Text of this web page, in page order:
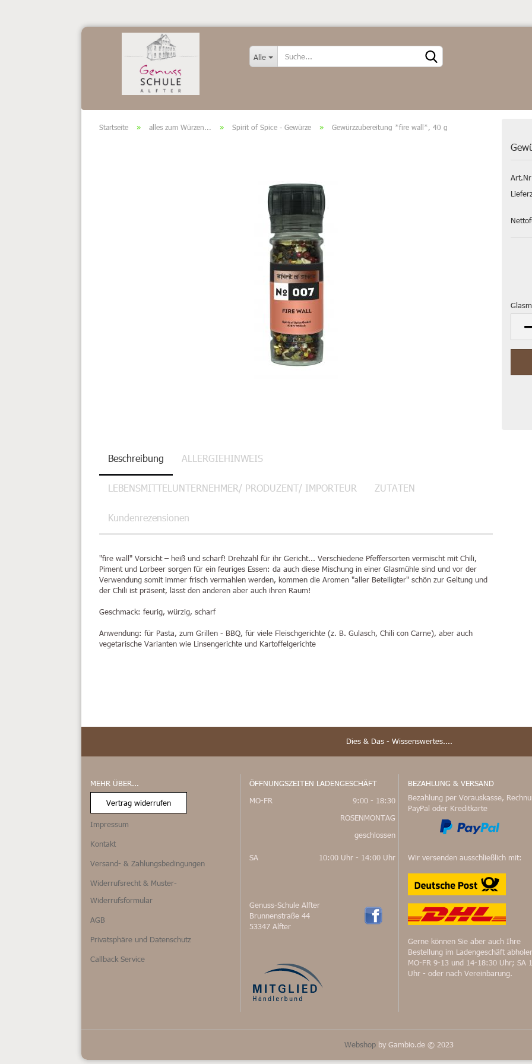
Sprache auswählen
Passwort vergessen?
Alle
Startseite » alles zum Würzen... » Spirit of Spice - Gewürze » Gewürzzubereitung *fire wall*, 40 g
Beschreibung ALLERGIEHINWEIS
LEBENSMITTELUNTERNEHMER/ PRODUZENT/ IMPORTEUR ZUTATEN
Kundenrezensionen
"fire wall" Vorsicht – heiß und scharf! Drehzahl für ihr Gericht... Verschiedene Pfeffersorten vermischt mit Chili,
Piment und Lorbeer sorgen für ein feuriges Essen: da auch diese Mischung in einer Glasmühle sind und vor der
Verwendung somit immer frisch vermahlen werden, kommen die Aromen "aller Beteiligter" schön zur Geltung und
der Chili ist präsent, lässt den anderen aber auch ihren Raum!
Geschmack: feurig, würzig, scharf
Anwendung: für Pasta, zum Grillen - BBQ, für viele Fleischgerichte (z. B. Gulasch, Chili con Carne), aber auch
vegetarische Varianten wie Linsengerichte und Kartoffelgerichte
Dies & Das - Wissenswertes....
MEHR ÜBER...
Vertrag widerrufen
Impressum
Kontakt
Versand- & Zahlungsbedingungen
Widerrufsrecht & Muster-
Widerrufsformular
AGB
Privatsphäre und Datenschutz
Callback Service
ÖFFNUNGSZEITEN LADENGESCHÄFT
MO-FR
9:00 - 18:30
ROSENMONTAG
geschlossen
SA 10:00 Uhr - 14:00 Uhr
Genuss-Schule Alfter
Brunnenstraße 44
53347 Alfter
BEZAHLUNG & VERSAND
Bezahlung per Vorauskasse,
PayPal oder Kreditkarte
Wir versenden ausschließlich mit:
Gerne können Sie aber auch Ihre
Bestellung im Ladengeschäft
MO-FR 9-13 und 14-18:30 Uhr; SA
Uhr - oder nach Vereinbarung.
Webshop by Gambio.de © 2023